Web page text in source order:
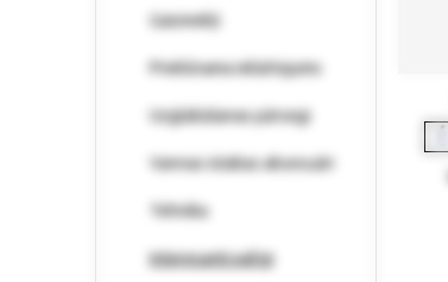
Gaismekļi
Priekšnama iekārtojums
Uzglabāšanas pārsegi
Vannas istabas aksesuāri
Tehnika
Interesanti palīgi